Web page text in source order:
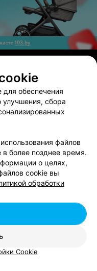
возле метро
возле метро
метро
обеспечения
улучшения, сбора
файлов
в более позднее время.
о целях,
cookie вы
обработки
Cookie